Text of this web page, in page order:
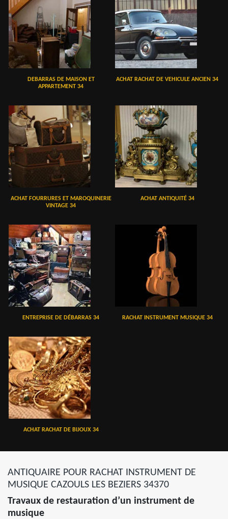
DEBARRAS DE MAISON ET
APPARTEMENT 34
ACHAT RACHAT DE VEHICULE ANCIEN 34
ACHAT FOURRURES ET MAROQUINERIE
VINTAGE 34
ACHAT ANTIQUITÉ 34
ENTREPRISE DE DÉBARRAS 34 RACHAT INSTRUMENT MUSIQUE 34
ACHAT RACHAT DE BIJOUX 34
ANTIQUAIRE POUR RACHAT INSTRUMENT DE
MUSIQUE CAZOULS LES BEZIERS 34370
Travaux de restauration d’un instrument de
musique